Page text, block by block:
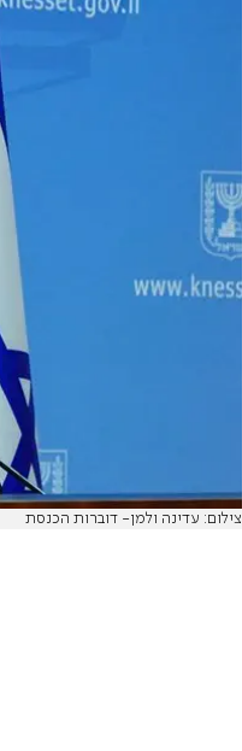
צילום: עדינה ולמן- דוברות הכנסת